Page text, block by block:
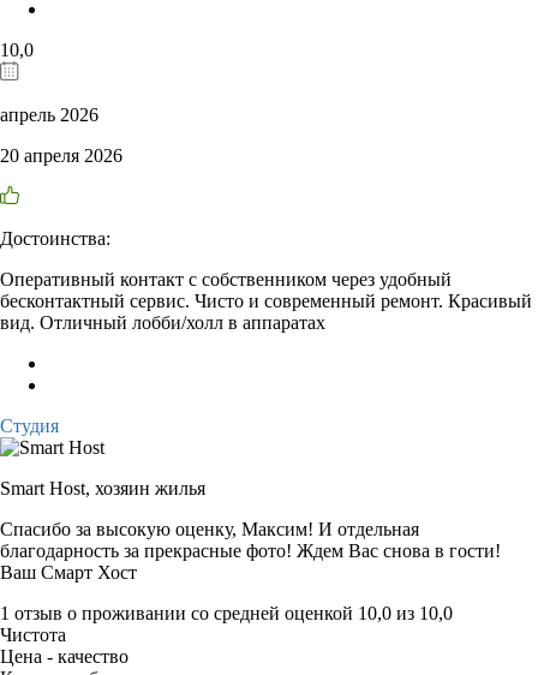
10,0
апрель 2026
20 апреля 2026
Достоинства:
Оперативный контакт с собственником через удобный
бесконтактный сервис. Чисто и современный ремонт. Красивый
вид. Отличный лобби/холл в аппаратах
Студия
Smart Host, хозяин жилья
Спасибо за высокую оценку, Максим! И отдельная
благодарность за прекрасные фото! Ждем Вас снова в гости!
Ваш Смарт Хост
1 отзыв о проживании со средней оценкой 10,0 из 10,0
Чистота
Цена - качество